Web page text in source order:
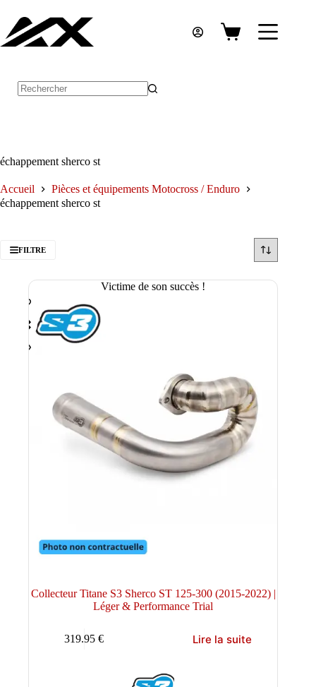
contenu
Panier
échappement sherco st
Accueil
Pièces et équipements Motocross / Enduro
échappement sherco st
FILTRE
Victime de son succès !
Collecteur Titane S3 Sherco ST 125‑300 (2015‑2022) |
Léger & Performance Trial
319.95€ Lire la suite